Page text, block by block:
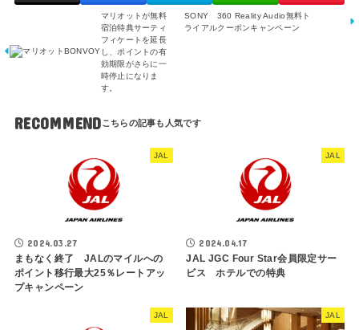
マリオットが無料
宿泊特典サーティ
フィケートを延長
し、ポイントの有
効期限がさらに一
時停止になりま
す。
SONY 360 Reality Audio無料ト
ライアルクーポンキャンペーン
RECOMMEND
JAL
2024.03.27
まもなく終了 JALのマイルへの
ポイント移行最大25％レートアッ
プキャンペーン
JAL
2024.04.17
JAL JGC Four Star会員限定サー
ビス ホテルでの特典
JAL JAL